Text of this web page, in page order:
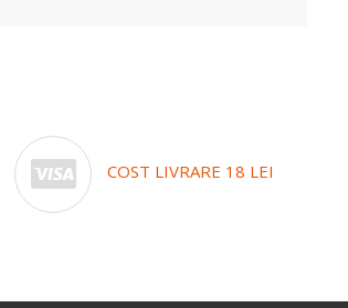
COST LIVRARE 18 LEI